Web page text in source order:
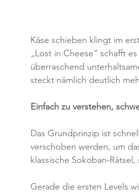
Käse schieben klingt im
„Lost in Cheese“ schafft
überraschend
steckt nämlich deutlich
Einfach zu verstehen,
Das Grundprinzip ist
verschoben werden, um
klassische Sokoban-
Gerade die ersten Levels